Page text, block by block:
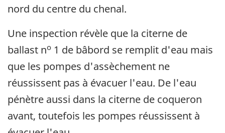
nord du centre du chenal.
Une inspection révèle que la citerne de
ballast no 1 de bâbord se remplit d'eau mais
que les pompes d'assèchement ne
réussissent pas à évacuer l'eau. De l'eau
pénètre aussi dans la citerne de coqueron
avant, toutefois les pompes réussissent à